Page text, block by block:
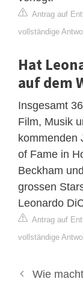
Antrag auf
vollständige
Hat
auf dem
Insgesamt
Film, Musik
kommenden
of Fame in
Beckham
grossen
Leonardo
Antrag auf
vollständige
Wie